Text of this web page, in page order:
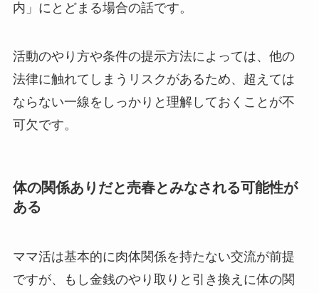
内」にとどまる場合の話です。
活動のやり方や条件の提示方法によっては、他の
法律に触れてしまうリスクがあるため、超えては
ならない一線をしっかりと理解しておくことが不
可欠です。
体の関係ありだと売春とみなされる可能性が
ある
ママ活は基本的に肉体関係を持たない交流が前提
ですが、もし金銭のやり取りと引き換えに体の関